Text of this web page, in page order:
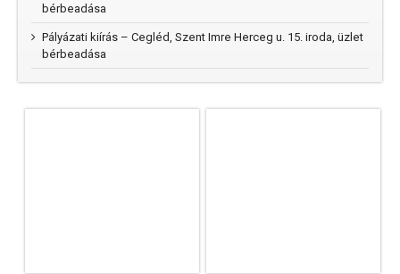
bérbeadása
Pályázati kiírás – Cegléd, Szent Imre Herceg u. 15. iroda, üzlet
bérbeadása